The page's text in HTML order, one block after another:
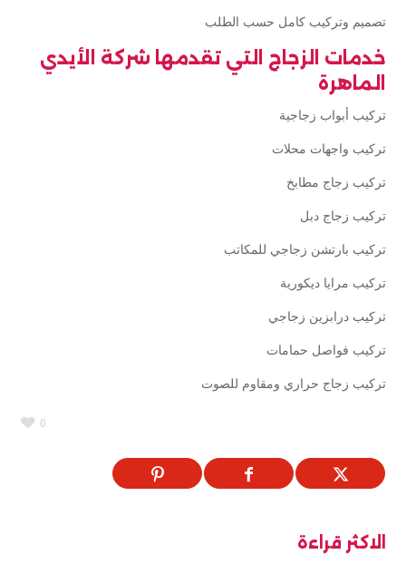
تصميم وتركيب كامل حسب الطلب
خدمات الزجاج التي تقدمها شركة الأيدي
الماهرة
تركيب أبواب زجاجية
تركيب واجهات محلات
تركيب زجاج مطابخ
تركيب زجاج دبل
تركيب بارتشن زجاجي للمكاتب
تركيب مرايا ديكورية
تركيب درابزين زجاجي
تركيب فواصل حمامات
تركيب زجاج حراري ومقاوم للصوت
0
الاكثر قراءة